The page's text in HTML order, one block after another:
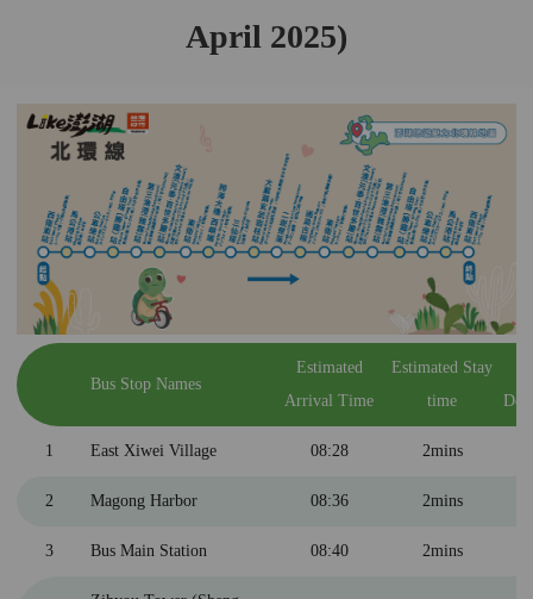
April 2025)
Bus Stop Names
Estimated
Arrival Time
Estimated Stay
time
1 East Xiwei Village 08:28 2mins
2 Magong Harbor 08:36 2mins
3 Bus Main Station 08:40 2mins